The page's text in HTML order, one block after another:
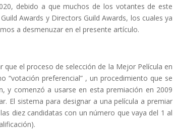
debido a que muchos de los votantes de este
Awards y Directors Guild Awards, los cuales ya
a desmenuzar en el presente artículo.
el proceso de selección de la Mejor Película en
preferencial” , un procedimiento que se
y comenzó a usarse en esta premiación en 2009
El sistema para designar a una película a premiar
diez candidatas con un número que vaya del 1 al